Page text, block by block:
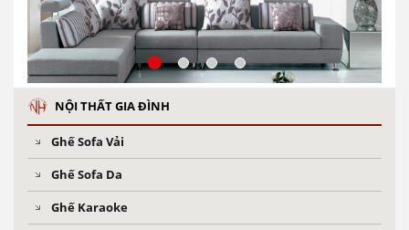
NỘI THẤT GIA ĐÌNH
Ghế Sofa Vải
Ghế Sofa Da
Ghế Karaoke